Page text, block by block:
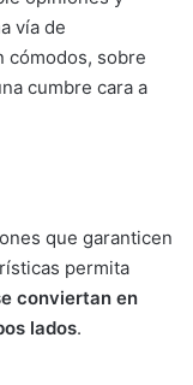
vía de
cómodos, sobre
cumbre cara a
que garanticen
permita
conviertan en
lados.